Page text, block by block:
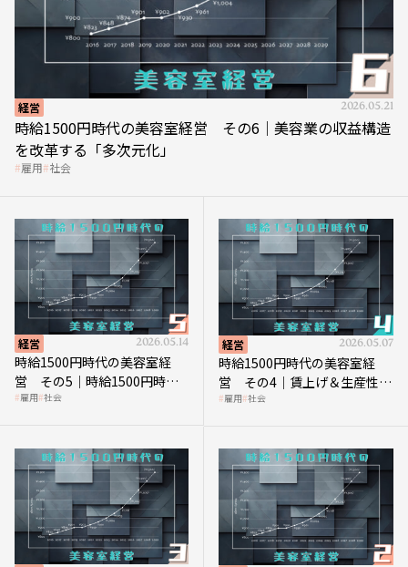
経営 2026.05.21
時給1500円時代の美容室経営 その6｜美容業の収益構造
を改革する「多次元化」
雇用 社会
経営 2026.05.14
時給1500円時代の美容室経
営 その5｜時給1500円時代
の到来は美容業の収益構造を
雇用 社会
経営 2026.05.07
時給1500円時代の美容室経
営 その4｜賃上げ＆生産性向
上につなげる賢い助成金活用
雇用 社会